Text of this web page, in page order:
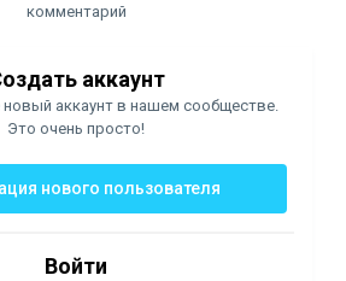
комментарий
аккаунт
новый аккаунт в нашем сообществе.
Это очень просто!
нового пользователя
Войти